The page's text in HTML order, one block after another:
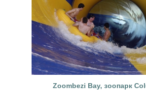
Zoombezi Bay, зоопарк